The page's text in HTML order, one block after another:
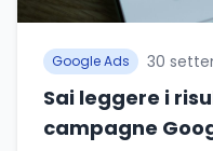
Google Ads 30
Sai leggere i
campagne